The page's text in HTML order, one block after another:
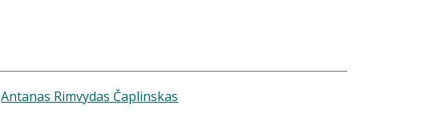
Antanas Rimvydas Čaplinskas